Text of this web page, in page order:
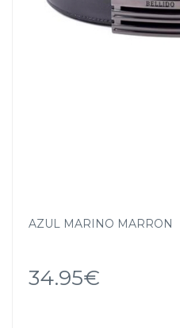
AZUL MARINO MARRON
34.95€